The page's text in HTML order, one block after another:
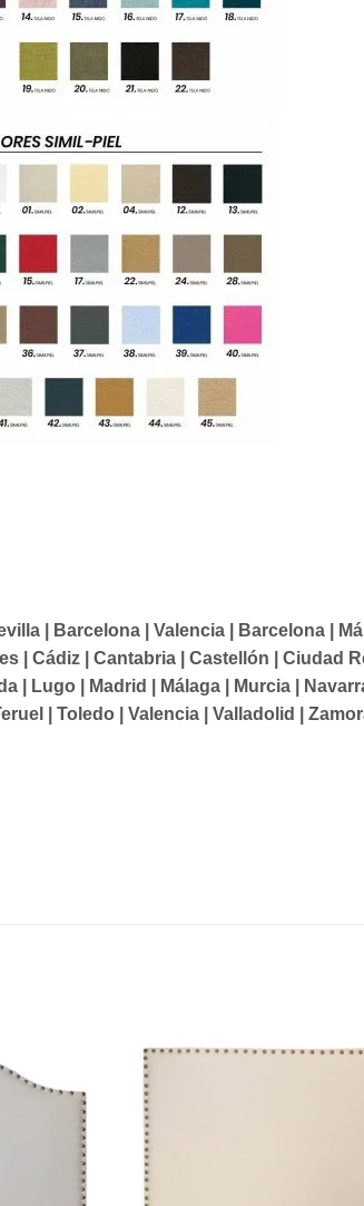
| Barcelona | Valencia | Barcelona |
| Cádiz | Cantabria | Castellón | Ciudad
| Lugo | Madrid | Málaga | Murcia |
| Toledo | Valencia | Valladolid |